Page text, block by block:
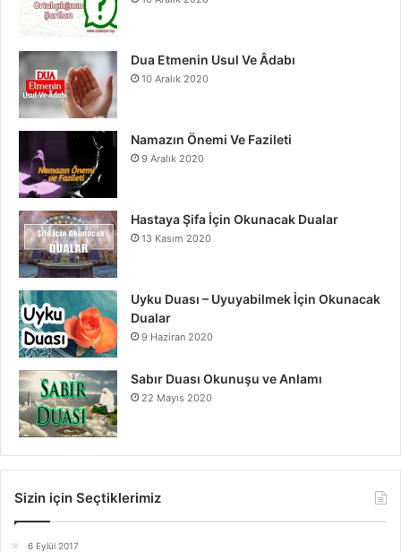
Dua Etmenin Usul Ve Âdabı
10 Aralık 2020
Namazın Önemi Ve Fazileti
9 Aralık 2020
Hastaya Şifa İçin Okunacak Dualar
13 Kasım 2020
Uyku Duası – Uyuyabilmek İçin Okunacak
Dualar
9 Haziran 2020
Sabır Duası Okunuşu ve Anlamı
22 Mayıs 2020
Sizin için Seçtiklerimiz
6 Eylül 2017